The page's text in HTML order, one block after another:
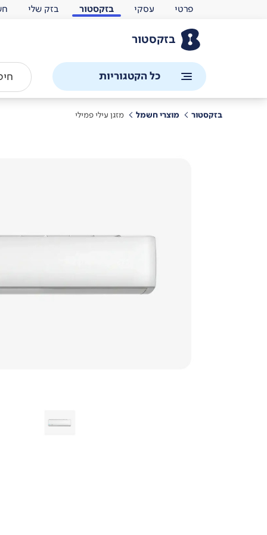
פרטי עסקי בזקסטור בזק שלי
בזקסטור
כל הקטגוריות
בזקסטור מוצרי חשמל מזגן עילי פמילי